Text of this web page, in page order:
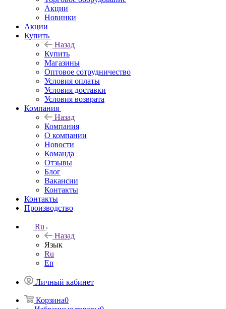
Акции
Новинки
Акции
Купить
Назад
Купить
Магазины
Оптовое сотрудничество
Условия оплаты
Условия доставки
Условия возврата
Компания
Назад
Компания
О компании
Новости
Команда
Отзывы
Блог
Вакансии
Контакты
Контакты
Производство
Ru
Назад
Язык
Ru
En
Личный кабинет
Корзина0